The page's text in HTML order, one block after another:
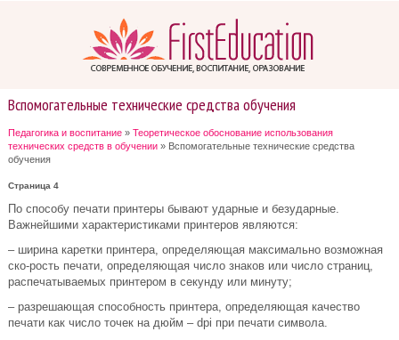
Вспомогательные технические средства обучения
Педагогика и воспитание » Теоретическое обоснование использования
технических средств в обучении » Вспомогательные технические средства
обучения
Страница 4
По способу печати принтеры бывают ударные и безударные.
Важнейшими характеристиками принтеров являются:
– ширина каретки принтера, определяющая максимально возможная
ско-рость печати, определяющая число знаков или число страниц,
распечатываемых принтером в секунду или минуту;
– разрешающая способность принтера, определяющая качество
печати как число точек на дюйм – dpi при печати символа.